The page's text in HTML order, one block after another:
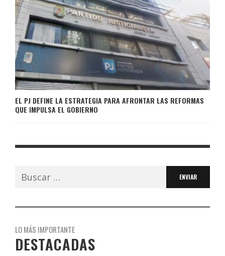
EL PJ DEFINE LA ESTRATEGIA PARA AFRONTAR LAS REFORMAS
QUE IMPULSA EL GOBIERNO
Buscar:
LO MÁS IMPORTANTE
DESTACADAS